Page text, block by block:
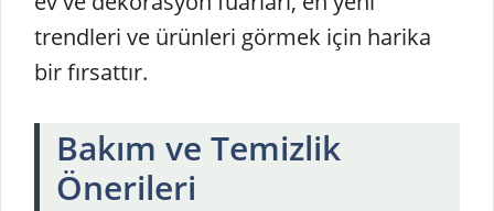
trendleri ve ürünleri görmek için harika
bir fırsattır.
Bakım ve Temizlik
Önerileri